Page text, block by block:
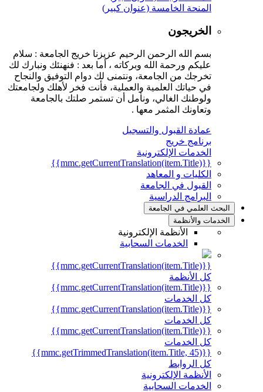
المنحة الخامسة (عنوان كبير)
الخريجون
بسم الله الرحمن الرحيم عزيزنا خريج الجامعة : سلام
عليكم ورحمة الله وبركاته ، أما بعد : فنهنئك ونبارك لك
تخرجك من الجامعة، ونتمنى لك دوام التوفيق والنجاح
في حياتك العلمية والعملية، فأنت فخر لأهلك ولجامعتك
ولوطنك الغالي، ونأمل أن تستمر صلتك بالجامعة
وتعاونك المثمر معها .
عمادة القبول والتسجيل
برنامج خريج
الخدمات الإلكترونية
{{mmc.getCurrentTranslation(item.Title)}}
الكليات و المعاهد
القبول في الجامعة
البرامج الدراسية
البحث العلمي في الجامعة
الخدمات والأنظمة
الأنظمة الإلكترونية
الخدمات السحابية
{{mmc.getCurrentTranslation(item.Title)}}
كل الأنظمة
{{mmc.getCurrentTranslation(item.Title)}}
كل الخدمات
{{mmc.getCurrentTranslation(item.Title)}}
كل الخدمات
{{mmc.getCurrentTranslation(item.Title)}}
كل الخدمات
{{mmc.getTrimmedTranslation(item.Title, 45)}}
كل الروابط
الأنظمة الإلكترونية
الخدمات السحابية